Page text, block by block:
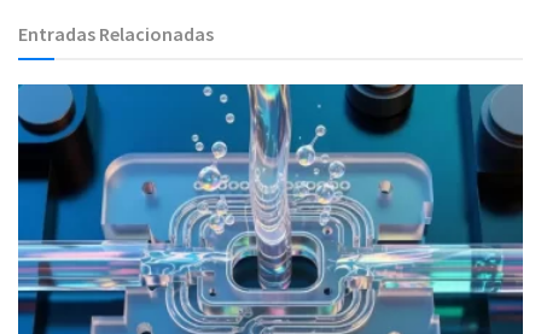
Entradas Relacionadas